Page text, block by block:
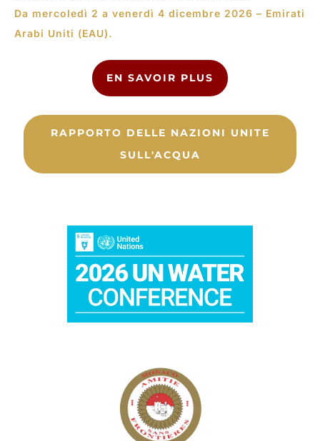
Da mercoledì 2 a venerdì 4 dicembre 2026 – Emirati
Arabi Uniti (EAU).
EN SAVOIR PLUS
RAPPORTO DELLE NAZIONI UNITE
SULL'ACQUA